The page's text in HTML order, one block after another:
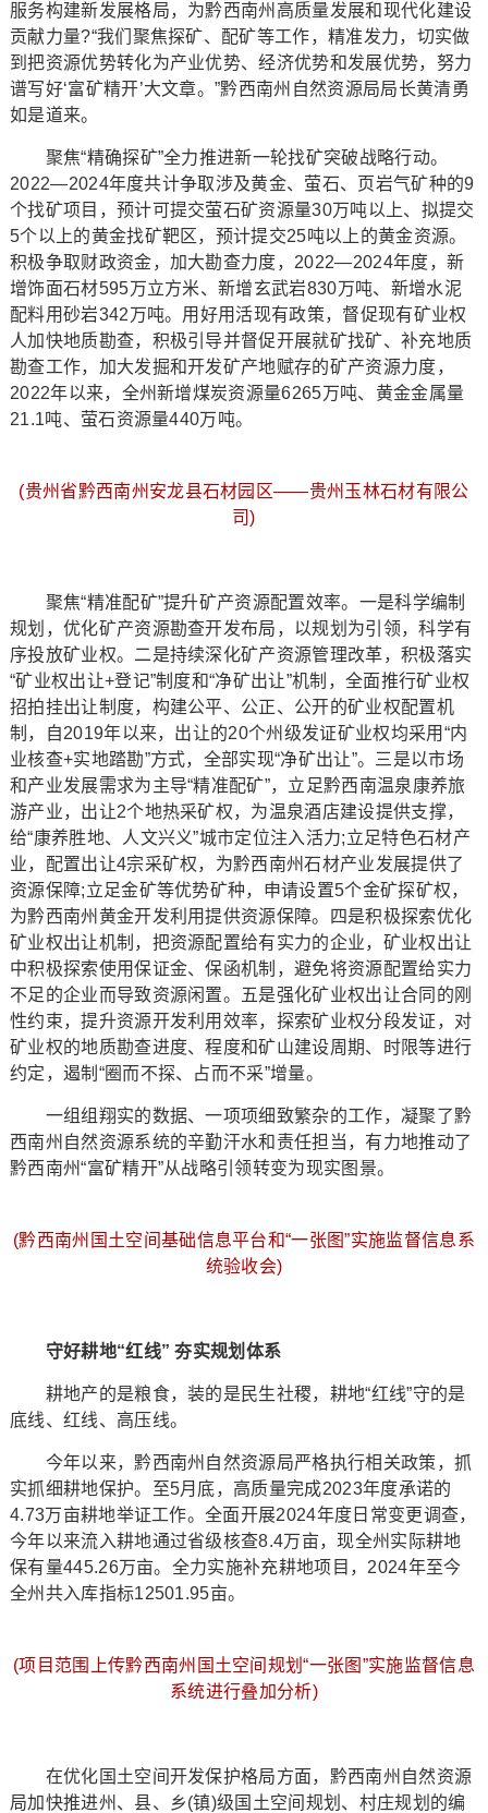
服务构建新发展格局，为黔西南州高质量发展和现代化建设
贡献力量?“我们聚焦探矿、配矿等工作，精准发力，切实做
到把资源优势转化为产业优势、经济优势和发展优势，努力
谱写好‘富矿精开’大文章。”黔西南州自然资源局局长黄清勇
如是道来。
聚焦“精确探矿”全力推进新一轮找矿突破战略行动。
2022—2024年度共计争取涉及黄金、萤石、页岩气矿种的9
个找矿项目，预计可提交萤石矿资源量30万吨以上、拟提交
5个以上的黄金找矿靶区，预计提交25吨以上的黄金资源。
积极争取财政资金，加大勘查力度，2022—2024年度，新
增饰面石材595万立方米、新增玄武岩830万吨、新增水泥
配料用砂岩342万吨。用好用活现有政策，督促现有矿业权
人加快地质勘查，积极引导并督促开展就矿找矿、补充地质
勘查工作，加大发掘和开发矿产地赋存的矿产资源力度，
2022年以来，全州新增煤炭资源量6265万吨、黄金金属量
21.1吨、萤石资源量440万吨。
(贵州省黔西南州安龙县石材园区——贵州玉林石材有限公
司)
聚焦“精准配矿”提升矿产资源配置效率。一是科学编制
规划，优化矿产资源勘查开发布局，以规划为引领，科学有
序投放矿业权。二是持续深化矿产资源管理改革，积极落实
“矿业权出让+登记”制度和“净矿出让”机制，全面推行矿业权
招拍挂出让制度，构建公平、公正、公开的矿业权配置机
制，自2019年以来，出让的20个州级发证矿业权均采用“内
业核查+实地踏勘”方式，全部实现“净矿出让”。三是以市场
和产业发展需求为主导“精准配矿”，立足黔西南温泉康养旅
游产业，出让2个地热采矿权，为温泉酒店建设提供支撑，
给“康养胜地、人文兴义”城市定位注入活力;立足特色石材产
业，配置出让4宗采矿权，为黔西南州石材产业发展提供了
资源保障;立足金矿等优势矿种，申请设置5个金矿探矿权，
为黔西南州黄金开发利用提供资源保障。四是积极探索优化
矿业权出让机制，把资源配置给有实力的企业，矿业权出让
中积极探索使用保证金、保函机制，避免将资源配置给实力
不足的企业而导致资源闲置。五是强化矿业权出让合同的刚
性约束，提升资源开发利用效率，探索矿业权分段发证，对
矿业权的地质勘查进度、程度和矿山建设周期、时限等进行
约定，遏制“圈而不探、占而不采”增量。
一组组翔实的数据、一项项细致繁杂的工作，凝聚了黔
西南州自然资源系统的辛勤汗水和责任担当，有力地推动了
黔西南州“富矿精开”从战略引领转变为现实图景。
(黔西南州国土空间基础信息平台和“一张图”实施监督信息系
统验收会)
守好耕地“红线” 夯实规划体系
耕地产的是粮食，装的是民生社稷，耕地“红线”守的是
底线、红线、高压线。
今年以来，黔西南州自然资源局严格执行相关政策，抓
实抓细耕地保护。至5月底，高质量完成2023年度承诺的
4.73万亩耕地举证工作。全面开展2024年度日常变更调查，
今年以来流入耕地通过省级核查8.4万亩，现全州实际耕地
保有量445.26万亩。全力实施补充耕地项目，2024年至今
全州共入库指标12501.95亩。
(项目范围上传黔西南州国土空间规划“一张图”实施监督信息
系统进行叠加分析)
在优化国土空间开发保护格局方面，黔西南州自然资源
局加快推进州、县、乡(镇)级国土空间规划、村庄规划的编